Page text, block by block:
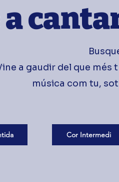
a gaudir del que
música com tu,
Cor Intermedi